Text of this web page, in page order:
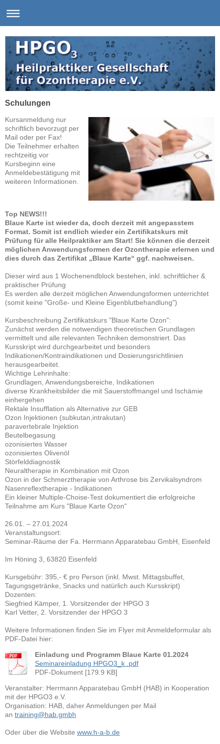
Schulungen
Kursanmeldung nur
schriftlich bevorzugt per
Mail oder per Fax!
Die Teilnehmer erhalten
rechtzeitig vor
Kursbeginn eine
Anmeldebestätigung mit
weiteren Informationen.
Top NEWS!!!
Blaue Karte ist wieder da, doch derzeit mit angepasstem
Format. Somit ist endlich wieder ein Zertifikatskurs mit
Prüfung für alle Heilpraktiker am Start! Sie können die derzeit
möglichen Anwendungsformen der Ozontherapie erlernen und
dies durch das Zertifikat „Blaue Karte“ ggf. nachweisen.
Dieser wird aus 1 Wochenendblock bestehen, inkl. schriftlicher &
praktischer Prüfung
Es werden alle derzeit möglichen Anwendungsformen unterrichtet
(somit keine "Große- und Kleine Eigenblutbehandlung")
Kursbeschreibung Zertifikatskurs "Blaue Karte Ozon":
Zunächst werden die notwendigen theoretischen Grundlagen
vermittelt und alle relevanten Techniken demonstriert. Das
Kursskript wird durchgearbeitet und besonders
Indikationen/Kontraindikationen und Dosierungsrichtlinien
herausgearbeitet.
Wichtige Lehrinhalte:
Grundlagen, Anwendungsbereiche, Indikationen
diverse Krankheitsbilder die mit Sauerstoffmangel und Ischämie
einhergehen
Rektale Insufflation als Alternative zur GEB
Ozon Injektionen (subkutan,intrakutan)
paravertebrale Injektion
Beutelbegasung
ozonisiertes Wasser
ozonisiertes Olivenöl
Störfelddiagnostik
Neuraltherapie in Kombination mit Ozon
Ozon in der Schmerztherapie von Arthrose bis Zervikalsyndrom
Nasenreflextherapie - Indikationen
Ein kleiner Multiple-Choise-Test dokumentiert die erfolgreiche
Teilnahme am Kurs "Blaue Karte Ozon"
26.01. – 27.01.2024
Veranstaltungsort:
Seminar-Räume der Fa. Herrmann Apparatebau GmbH, Eisenfeld
Im Höning 3, 63820 Eisenfeld
Kursgebühr: 395,- € pro Person (inkl. Mwst. Mittagsbuffet,
Tagungsgetränke, Snacks und natürlich auch Kursskript)
Dozenten:
Siegfried Kämper, 1. Vorsitzender der HPGO 3
Karl Vetter, 2. Vorsitzender der HPGO 3
Weitere Informationen finden Sie im Flyer mit Anmeldeformular als
PDF-Datei hier:
Einladung und Programm Blaue Karte 01.2024
Seminareinladung HPGO3_k .pdf
PDF-Dokument [179.9 KB]
Veranstalter: Herrmann Apparatebau GmbH (HAB) in Kooperation
mit der HPGO3 e.V.
Organisation: HAB, daher Anmeldungen per Mail
an training@hab.gmbh
Oder über die Website www.h-a-b.de